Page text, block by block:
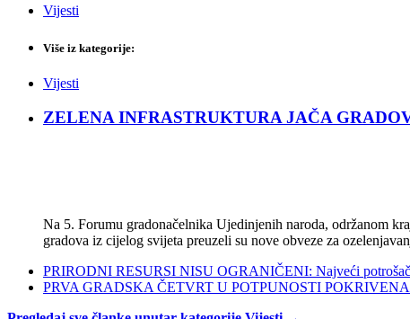
Vijesti
Više iz kategorije:
Vijesti
ZELENA INFRASTRUKTURA JAČA
Na 5. Forumu gradonačelnika Ujedinjenih naroda, održanom
gradova iz cijelog svijeta preuzeli su nove obveze za
PRIRODNI RESURSI NISU OGRANIČENI: Najveći
PRVA GRADSKA ČETVRT U POTPUNOSTI POKRIVENA